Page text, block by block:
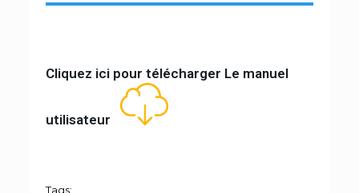
Cliquez ici pour télécharger Le manuel
utilisateur
Tags: